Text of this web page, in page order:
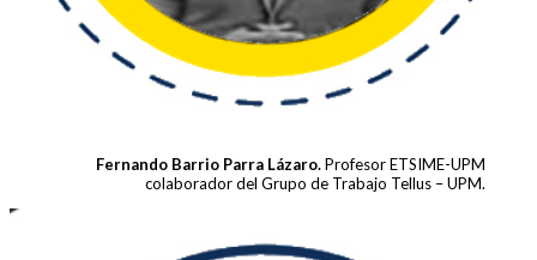
Fernando Barrio Parra Lázaro.Profesor ETSIME-UPM
colaborador del Grupo de Trabajo Tellus – UPM.